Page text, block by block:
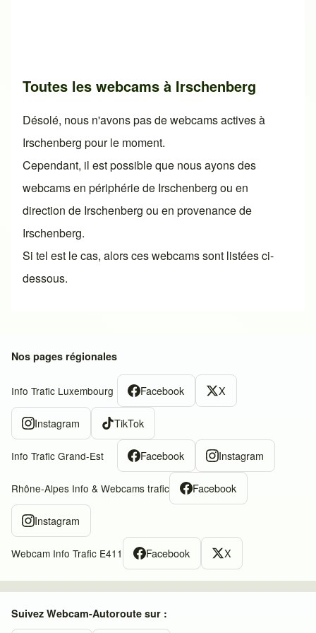
Toutes les webcams à Irschenberg
Désolé, nous n'avons pas de webcams actives à
Irschenberg pour le moment.
Cependant, il est possible que nous ayons des
webcams en périphérie de Irschenberg ou en
direction de Irschenberg ou en provenance de
Irschenberg.
Si tel est le cas, alors ces webcams sont listées ci-
dessous.
Nos pages régionales
Info Trafic Luxembourg Facebook X
Instagram TikTok
Info Trafic Grand-Est Facebook Instagram
Rhône-Alpes Info & Webcams trafic Facebook
Instagram
Webcam Info Trafic E411 Facebook X
Suivez Webcam-Autoroute sur :